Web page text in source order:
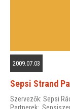
2009.07.03
Sepsi Strand
Szervezők: Sepsi
Partnerek: